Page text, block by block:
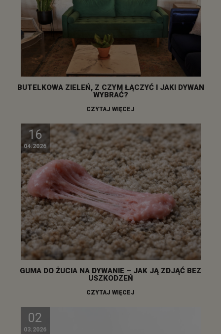
BUTELKOWA ZIELEŃ, Z CZYM ŁĄCZYĆ I JAKI DYWAN
WYBRAĆ?
CZYTAJ WIĘCEJ
16
04.2026
GUMA DO ŻUCIA NA DYWANIE – JAK JĄ ZDJĄĆ BEZ
USZKODZEŃ
CZYTAJ WIĘCEJ
02
03.2026